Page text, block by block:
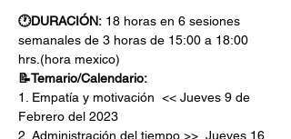
🕐DURACIÓN: 18 horas en 6 sesiones
semanales de 3 horas de 15:00 a 18:00
hrs.(hora mexico)
📝Temario/Calendario:
1. Empatía y motivación  << Jueves 9 de
Febrero del 2023
2. Administración del tiempo >>  Jueves 16